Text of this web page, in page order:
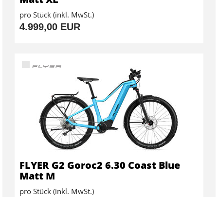
pro Stück (inkl. MwSt.)
4.999,00 EUR
FLYER G2 Goroc2 6.30 Coast Blue
Matt M
pro Stück (inkl. MwSt.)